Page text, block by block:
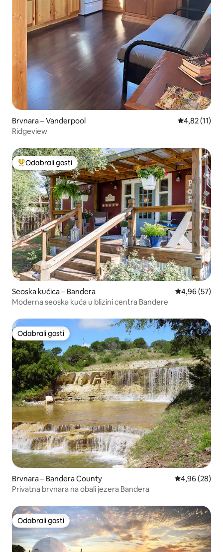
Brvnara – Vanderpool Prosječna
4,82 (11)
Ridgeview
Među najviše rangiranima s oznakom „Odabrali gosti”
Odabrali gosti
Seoska kućica – Bandera Prosječna
4,96 (57)
Moderna seoska kuća u blizini centra Bandere
Odabrali gosti
Odabrali gosti
Brvnara – Bandera County Prosječna
4,96 (28)
Privatna brvnara na obali jezera Bandera
Odabrali gosti
Odabrali gosti